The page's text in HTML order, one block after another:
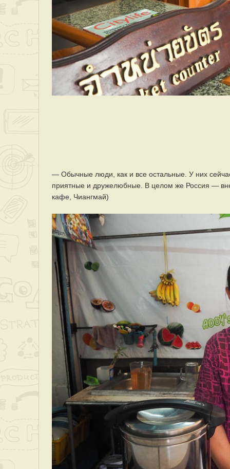
— Обычные люди, как и все остальные. У них
приятные и дружелюбные. В целом же Россия —
кафе, Чиангмай)